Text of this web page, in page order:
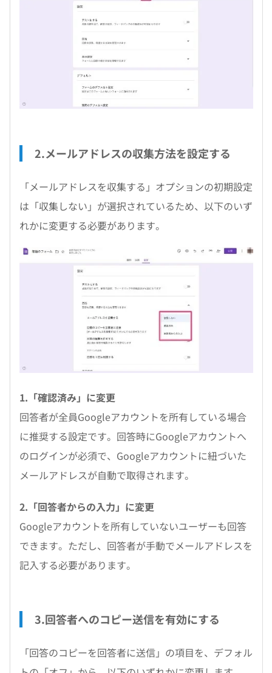
2.メールアドレスの収集方法を設定する
「メールアドレスを収集する」オプションの初期設定
は「収集しない」が選択されているため、以下のいず
れかに変更する必要があります。
1.「確認済み」に変更
回答者が全員Googleアカウントを所有している場合
に推奨する設定です。回答時にGoogleアカウントへ
のログインが必須で、Googleアカウントに紐づいた
メールアドレスが自動で取得されます。
2.「回答者からの入力」に変更
Googleアカウントを所有していないユーザーも回答
できます。ただし、回答者が手動でメールアドレスを
記入する必要があります。
3.回答者へのコピー送信を有効にする
「回答のコピーを回答者に送信」の項目を、デフォル